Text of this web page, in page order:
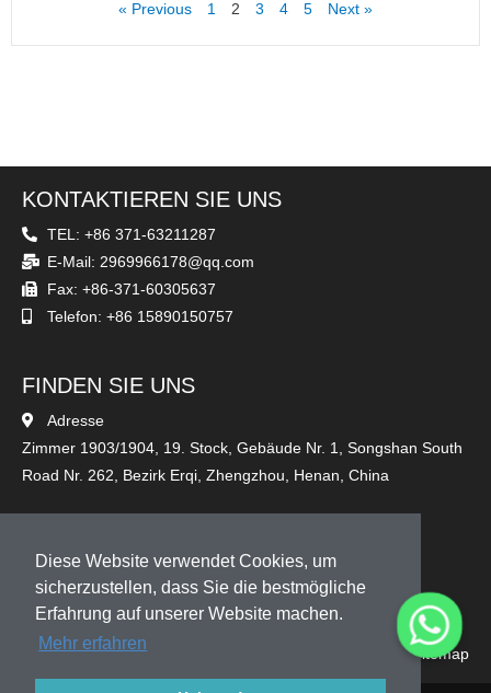
Diese Website verwendet Cookies, um
sicherzustellen, dass Sie die bestmögliche
Erfahrung auf unserer Website machen.
Mehr erfahren
« Previous 1 2 3 4 5 Next »
KONTAKTIEREN SIE UNS
TEL: +86 371-63211287
E-Mail: 2969966178@qq.com
Fax: +86-371-60305637
Telefon: +86 15890150757
FINDEN SIE UNS
Adresse
Zimmer 1903/1904, 19. Stock, Gebäude Nr. 1, Songshan South
Road Nr. 262, Bezirk Erqi, Zhengzhou, Henan, China
Sitemap